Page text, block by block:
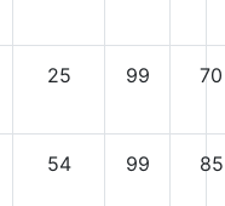
25 99 70
54 99 85